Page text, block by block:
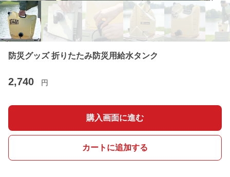
防災グッズ 折りたたみ防災用給水タンク
2,740 円
購入画面に進む
カートに追加する